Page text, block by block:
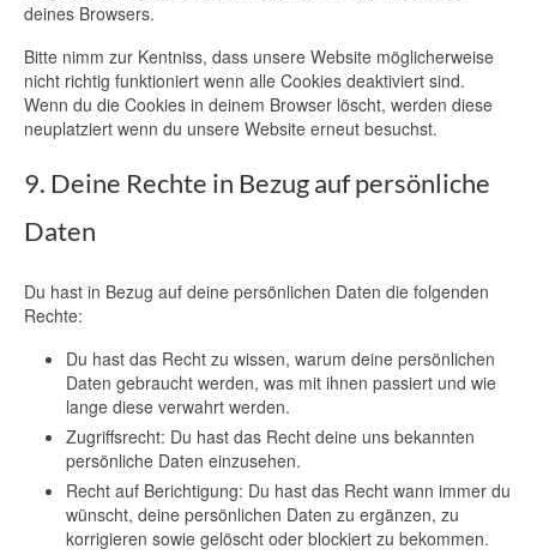
deines Browsers.
Bitte nimm zur Kentniss, dass unsere Website möglicherweise
nicht richtig funktioniert wenn alle Cookies deaktiviert sind.
Wenn du die Cookies in deinem Browser löscht, werden diese
neuplatziert wenn du unsere Website erneut besuchst.
9. Deine Rechte in Bezug auf persönliche
Daten
Du hast in Bezug auf deine persönlichen Daten die folgenden
Rechte:
Du hast das Recht zu wissen, warum deine persönlichen
Daten gebraucht werden, was mit ihnen passiert und wie
lange diese verwahrt werden.
Zugriffsrecht: Du hast das Recht deine uns bekannten
persönliche Daten einzusehen.
Recht auf Berichtigung: Du hast das Recht wann immer du
wünscht, deine persönlichen Daten zu ergänzen, zu
korrigieren sowie gelöscht oder blockiert zu bekommen.